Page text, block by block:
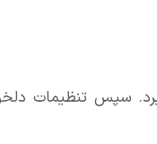
سپس تنظیمات